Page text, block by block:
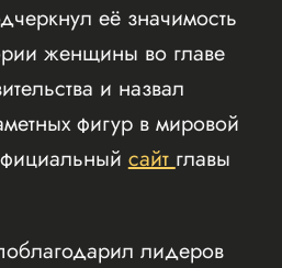
её значимость
женщины во главе
и назвал
фигур в мировой
сайтглавы
лидеров